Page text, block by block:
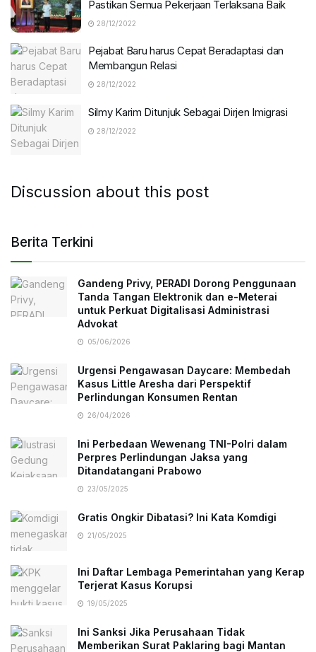
Pastikan Semua Pekerjaan Terlaksana Baik
28/12/2022
Pejabat Baru harus Cepat Beradaptasi dan
Membangun Relasi
28/12/2022
Silmy Karim Ditunjuk Sebagai Dirjen Imigrasi
28/12/2022
Discussion about this post
Berita Terkini
Gandeng Privy, PERADI Dorong Penggunaan
Tanda Tangan Elektronik dan e-Meterai
untuk Perkuat Digitalisasi Administrasi
Advokat
05/06/2026
Urgensi Pengawasan Daycare: Membedah
Kasus Little Aresha dari Perspektif
Perlindungan Konsumen Rentan
26/04/2026
Ini Perbedaan Wewenang TNI-Polri dalam
Perpres Perlindungan Jaksa yang
Ditandatangani Prabowo
23/05/2025
Gratis Ongkir Dibatasi? Ini Kata Komdigi
21/05/2025
Ini Daftar Lembaga Pemerintahan yang Kerap
Terjerat Kasus Korupsi
19/05/2025
Ini Sanksi Jika Perusahaan Tidak
Memberikan Surat Paklaring bagi Mantan